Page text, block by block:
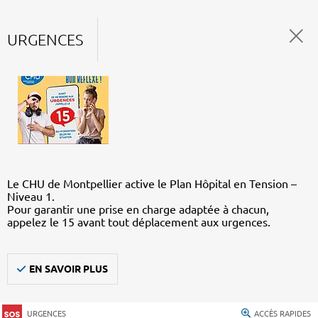
URGENCES
Le CHU de Montpellier active le Plan Hôpital en Tension –
Niveau 1.
Pour garantir une prise en charge adaptée à chacun,
appelez le 15 avant tout déplacement aux urgences.
EN SAVOIR PLUS
URGENCES ACCÈS RAPIDES